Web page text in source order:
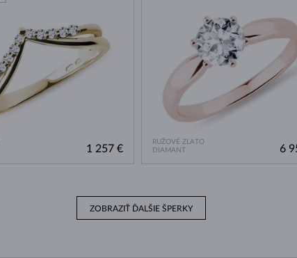
1 257 €
RUŽOVÉ ZLATO
DIAMANT
6
ZOBRAZIŤ ĎALŠIE ŠPERKY